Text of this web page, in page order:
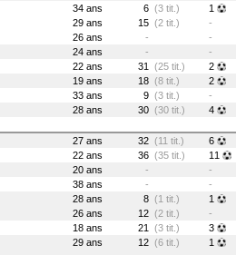
34 ans 6 (3 tit.)
1
29 ans 15 (2 tit.)
-
26 ans -
-
24 ans -
-
22 ans 31 (25 tit.)
2
19 ans 18 (8 tit.)
2
33 ans 9 (3 tit.)
-
28 ans 30 (30 tit.)
4
27 ans 32 (11 tit.)
6
22 ans 36 (35 tit.)
11
20 ans -
-
38 ans -
-
28 ans 8 (1 tit.)
1
26 ans 12 (2 tit.)
-
18 ans 21 (3 tit.)
3
29 ans 12 (6 tit.) 1